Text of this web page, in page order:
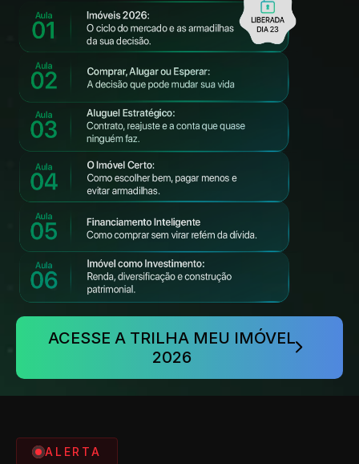
ACESSE A TRILHA MEU IMÓVEL
2026
ALERTA